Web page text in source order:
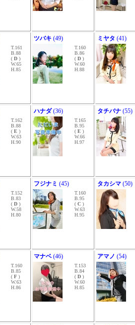
T.161
B.88
( D )
W.65
H.85
ツバキ (49)
T.160
B.86
( D )
W.60
H.88
ミヤタ (41)
T.162
B.88
( E )
W.63
H.90
ハナダ(36)
T.165
B.95
( E )
W.66
H.97
タチバナ (55)
T.152
B.83
( D )
W.58
H.80
フジナミ (45)
T.160
B.95
( C )
W.63
H.95
タカシマ (50)
T.160
B.85
( F )
W.63
H.86
マナベ (46)
T.153
B.84
( D )
W.60
H.85
アマノ (54)